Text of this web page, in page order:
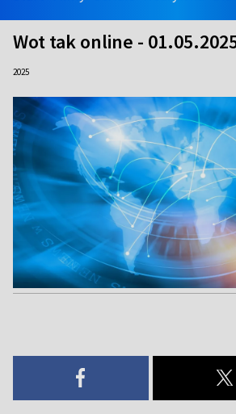
Wot tak online -
2025